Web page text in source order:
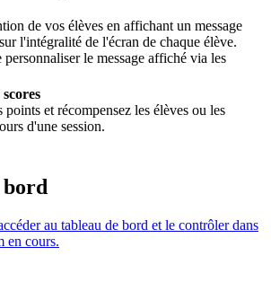
de vos élèves en affichant un message
l'intégralité de l'écran de chaque élève.
personnaliser le message affiché via les
points et récompensez les élèves ou les
d'une session.
bord
au tableau de bord et le contrôler dans
en cours.